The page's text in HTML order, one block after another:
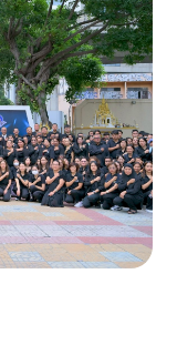
มหารือกรณีการภาคยา
ร่วมเป็นจิตอาสา ณ สวน